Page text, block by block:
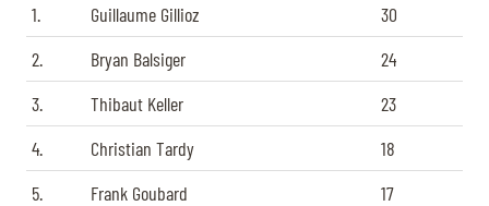
1.
Guillaume Gillioz
30
2.
Bryan Balsiger
24
3.
Thibaut Keller
23
4.
Christian Tardy
18
5.
Frank Goubard
17